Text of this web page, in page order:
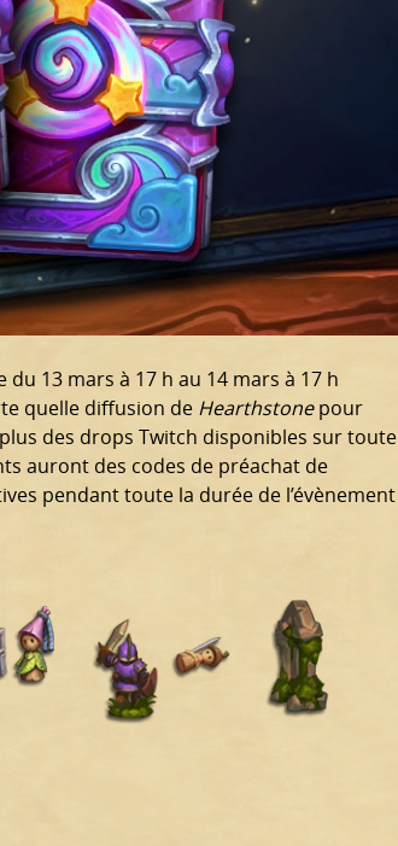
13 mars à 17 h au 14 mars à 17 h
quelle diffusion de Hearthstonepour
des drops Twitch disponibles sur toute
auront des codes de préachat de
pendant toute la durée de l’évènement